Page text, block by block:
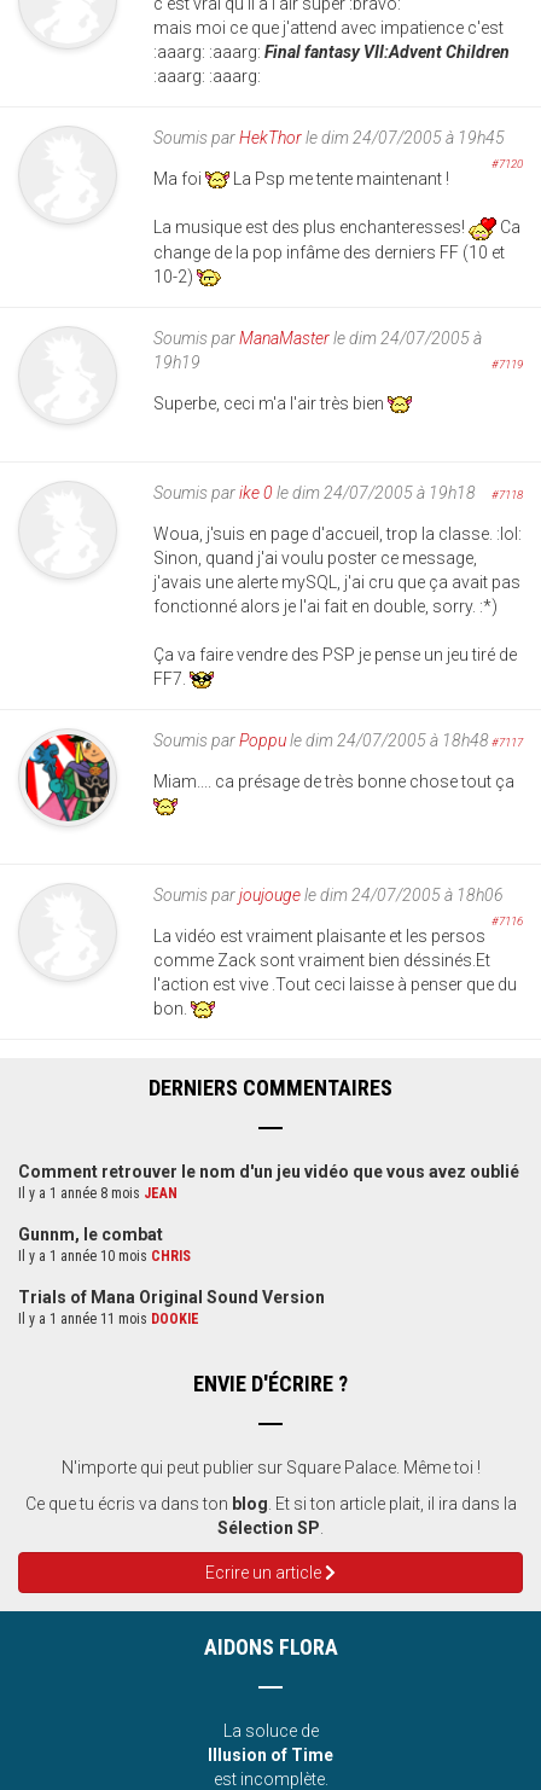
mais moi ce que j'attend avec impatience c'est
:aaarg: :aaarg: Final fantasy VII:Advent Children
:aaarg: :aaarg:
Soumis parHekThorle dim 24/07/2005 à 19h45
#7120
Ma foi La Psp me tente maintenant !
La musique est des plus enchanteresses!
Ca
change de la pop infâme des derniers FF (10 et
10-2)
Soumis parManaMasterle dim 24/07/2005 à
19h19
#7119
Superbe, ceci m'a l'air très bien
Soumis parike 0 le dim 24/07/2005 à 19h18 #7118
Woua, j'suis en page d'accueil, trop la classe. :lol:
Sinon, quand j'ai voulu poster ce message,
j'avais une alerte mySQL, j'ai cru que ça avait pas
fonctionné alors je l'ai fait en double, sorry. :*)
Ça va faire vendre des PSP je pense un jeu tiré de
FF7.
Soumis parPoppule dim 24/07/2005 à 18h48 #7117
Miam.... ca présage de très bonne chose tout ça
Soumis parjoujougele dim 24/07/2005 à 18h06
#7116
La vidéo est vraiment plaisante et les persos
comme Zack sont vraiment bien déssinés.Et
l'action est vive .Tout ceci laisse à penser que du
bon.
DERNIERS COMMENTAIRES
Comment retrouver le nom d'un jeu vidéo que vous avez oublié
Il y a 1 année 8 mois JEAN
Gunnm, le combat
Il y a 1 année 10 mois CHRIS
Trials of Mana Original Sound Version
Il y a 1 année 11 mois DOOKIE
ENVIE D'ÉCRIRE ?
N'importe qui peut publier sur Square Palace. Même toi !
Ce que tu écris va dans ton blog . Et si ton article plait, il ira dans la
Sélection SP
Ecrire un article
AIDONS FLORA
La soluce de
Illusion of Time
est incomplète.